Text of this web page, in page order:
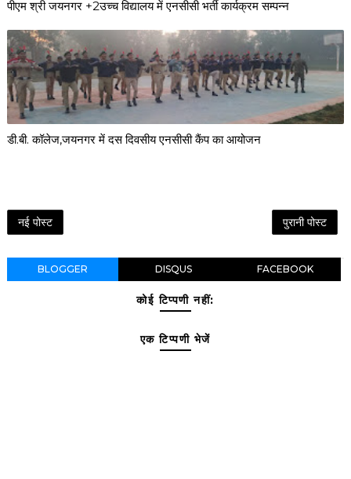
पीएम श्री जयनगर +2उच्च विद्यालय में एनसीसी भर्ती कार्यक्रम सम्पन्न
डी.बी. कॉलेज,जयनगर में दस दिवसीय एनसीसी कैंप का आयोजन
नई पोस्ट पुरानी पोस्ट
BLOGGER DISQUS FACEBOOK
कोई टिप्पणी नहीं:
एक टिप्पणी भेजें